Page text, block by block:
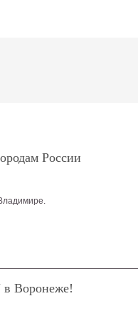
России
Воронеже!